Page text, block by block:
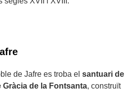
de Jafre es troba el santuari de
Gràcia de la Fontsanta, construït